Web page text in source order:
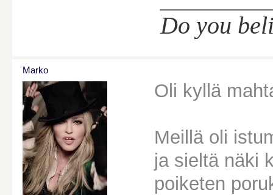
Do you
Marko
Oli kyllä
Meillä oli
ja sieltä näki
poiketen